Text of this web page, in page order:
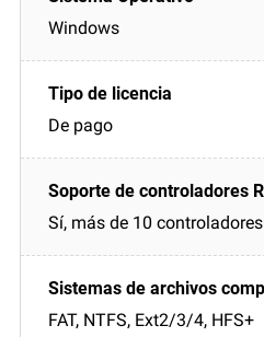
Windows
De pago
Sí, más de 10 controladores
FAT, NTFS, Ext2/3/4, HFS+